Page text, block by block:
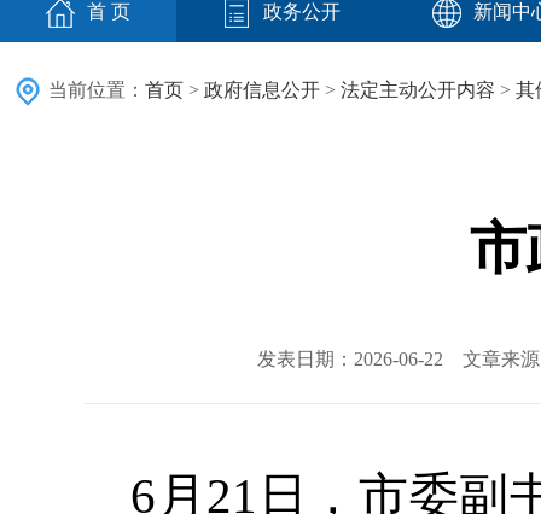
首 页 政务公开 新闻中
当前位置： 首页 > 政府信息公开 > 法定主动公开内容 > 其
市
发表日期：2026-06-22 文章来
6月21日，市委副